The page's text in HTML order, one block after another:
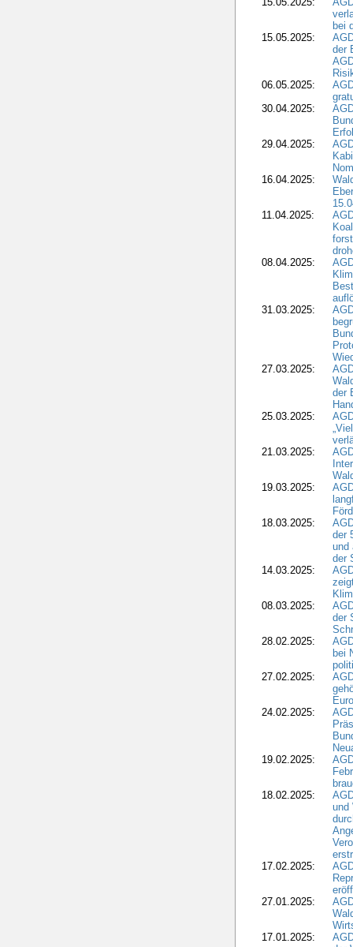
bei
15.05.2025:
der
06.05.2025:
30.04.2025:
29.04.2025:
16.04.2025:
11.04.2025:
08.04.2025:
31.03.2025:
27.03.2025:
der
25.03.2025:
21.03.2025:
19.03.2025:
18.03.2025:
der
und
der
14.03.2025:
08.03.2025:
der
28.02.2025:
bei
27.02.2025:
24.02.2025:
19.02.2025:
18.02.2025:
und
17.02.2025:
27.01.2025:
17.01.2025: